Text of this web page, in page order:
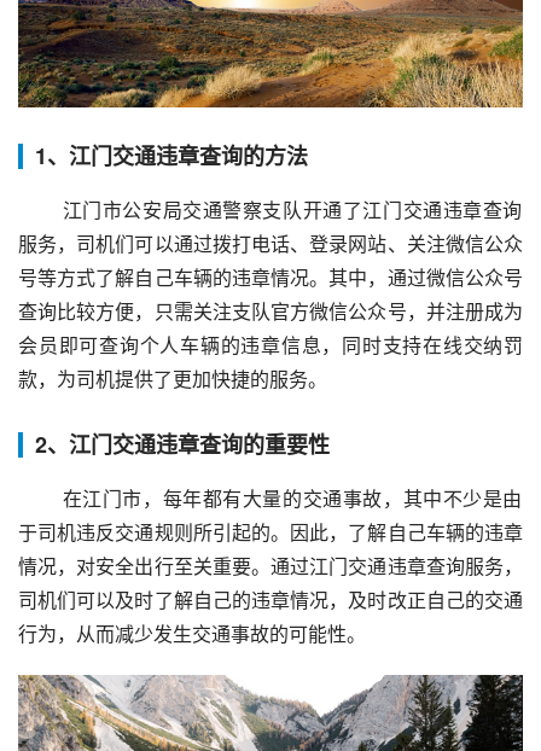
1、江门交通违章查询的方法
服务，司机们可以通过拨打电话、登录网站、关注微信公众
号等方式了解自己车辆的违章情况。其中，通过微信公众号
查询比较方便，只需关注支队官方微信公众号，并注册成为
会员即可查询个人车辆的违章信息，同时支持在线交纳罚
款，为司机提供了更加快捷的服务。
2、江门交通违章查询的重要性
于司机违反交通规则所引起的。因此，了解自己车辆的违章
情况，对安全出行至关重要。通过江门交通违章查询服务，
司机们可以及时了解自己的违章情况，及时改正自己的交通
行为，从而减少发生交通事故的可能性。